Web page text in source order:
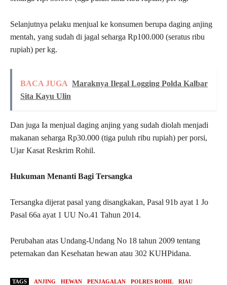
Selanjutnya pelaku menjual ke konsumen berupa daging anjing
mentah, yang sudah di jagal seharga Rp100.000 (seratus ribu
rupiah) per kg.
BACA JUGA Maraknya Ilegal Logging Polda Kalbar
Sita Kayu Ulin
Dan juga Ia menjual daging anjing yang sudah diolah menjadi
makanan seharga Rp30.000 (tiga puluh ribu rupiah) per porsi,
Ujar Kasat Reskrim Rohil.
Hukuman Menanti Bagi Tersangka
Tersangka dijerat pasal yang disangkakan, Pasal 91b ayat 1 Jo
Pasal 66a ayat 1 UU No.41 Tahun 2014.
Perubahan atas Undang-Undang No 18 tahun 2009 tentang
peternakan dan Kesehatan hewan atau 302 KUHPidana.
TAGS ANJING HEWAN PENJAGALAN POLRES ROHIL RIAU